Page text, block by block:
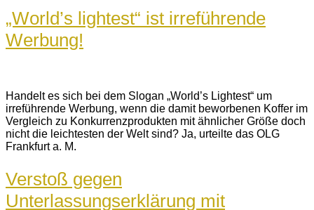
„World’s lightest“ ist irreführende
Werbung!
Handelt es sich bei dem Slogan „World’s Lightest“ um
irreführende Werbung, wenn die damit beworbenen Koffer im
Vergleich zu Konkurrenzprodukten mit ähnlicher Größe doch
nicht die leichtesten der Welt sind? Ja, urteilte das OLG
Frankfurt a. M.
Verstoß gegen
Unterlassungserklärung mit